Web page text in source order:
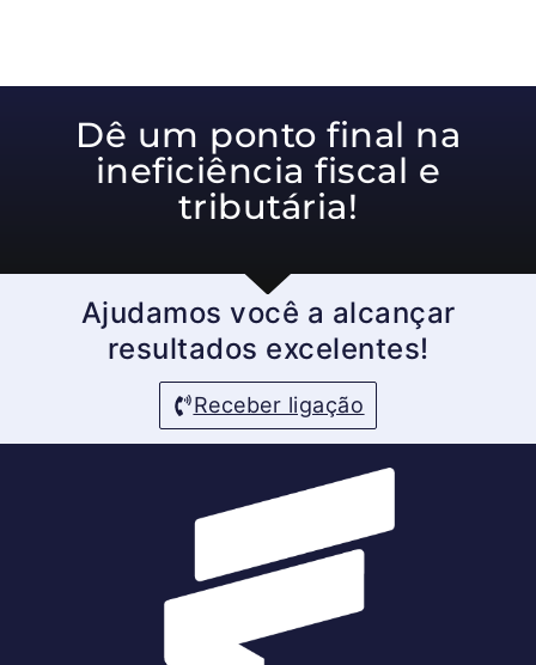
Dê um ponto final na
ineficiência fiscal e
tributária!
Ajudamos você a alcançar
resultados excelentes!
Receber ligação